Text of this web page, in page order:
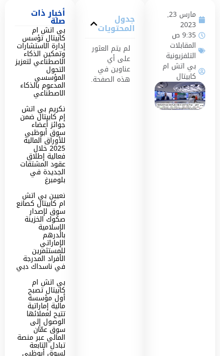
مارس 23,
2023
9:35 ص
المقابلات
التلفزيونية
بي اتش ام
كابيتال
جدول
المحتويات
لم يتم العثور
على أي
عناوين في
هذه الصفحة.
أخبار ذات
صلة
بي اتش ام
كابيتال تؤسس
إدارة الاستشارات
وتمكين الذكاء
الاصطناعي لتعزيز
التحول
المؤسسي
المدعوم بالذكاء
الاصطناعي
تكريم بي اتش
إم كابيتال ضمن
جوائز أعضاء
سوق أبوظبي
للأوراق المالية
2025 خلال
فعالية إطلاق
عقود المشتقات
الجديدة في
بلومبرغ
تعيين بي اتش
ام كابيتال كصانع
سوق لإصدار
صكوك الخزينة
الإسلامية
بالدرهم
الإماراتي
للمستثمرين
الأفراد المدرجة
في ناسداك دبي
بي اتش ام
كابيتال تصبح
أول مؤسسة
مالية إماراتية
تتيح لعملائها
الوصول إلى
سوق عمّان
المالي عبر منصة
تبادل التابعة
لسوق أبوظبي